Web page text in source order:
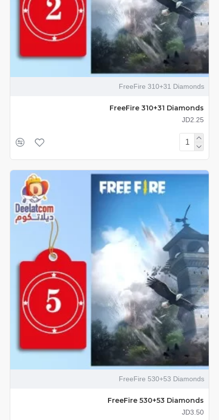
FreeFire 310+31 Diamonds
FreeFire 310+31 Diamonds
JD2.25
FreeFire 530+53 Diamonds
FreeFire 530+53 Diamonds
JD3.50